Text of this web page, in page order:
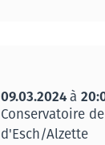
09.03.2024à
Conservatoire
d'Esch/Alzette